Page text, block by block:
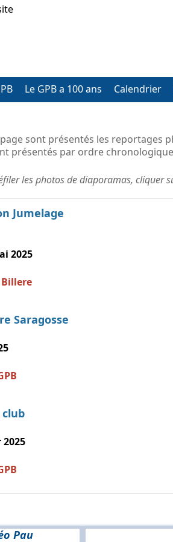
Le GPB a 100 ans Calendrier
sont présentés les reportages
présentés par ordre
les photos de diaporamas, cliquer
Jumelage
2025
Saragosse
2025
Pau